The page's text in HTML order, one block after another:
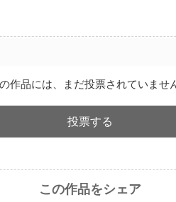
作品には、まだ投票されていませ
投票する
この作品をシェア